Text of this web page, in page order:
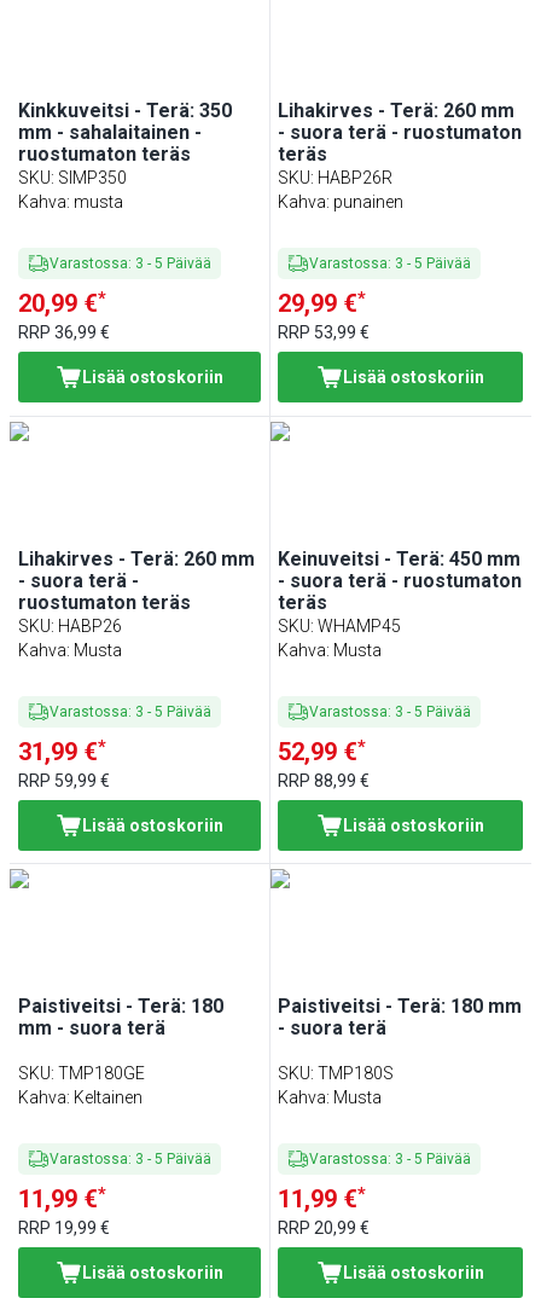
Kinkkuveitsi - Terä: 350
mm - sahalaitainen -
ruostumaton teräs
SKU: SIMP350
Kahva: musta
Varastossa: 3 - 5 Päivää
20,99 €*
RRP 36,99 €
Lisää ostoskoriin
Lihakirves - Terä: 260 mm
- suora terä - ruostumaton
teräs
SKU: HABP26R
Kahva: punainen
Varastossa: 3 -5 Päivää
29,99 €*
RRP 53,99 €
Lisää ostoskoriin
Lihakirves - Terä: 260 mm
- suora terä -
ruostumaton teräs
SKU: HABP26
Kahva: Musta
Varastossa: 3 - 5 Päivää
31,99 €*
RRP 59,99 €
Lisää ostoskoriin
Keinuveitsi - Terä: 450 mm
- suora terä - ruostumaton
teräs
SKU:WHAMP45
Kahva: Musta
Varastossa: 3 -5 Päivää
52,99 €*
RRP88,99 €
Lisää ostoskoriin
Paistiveitsi - Terä: 180
mm - suora terä
SKU: TMP180GE
Kahva: Keltainen
Varastossa: 3 - 5 Päivää
11,99 €*
RRP 19,99 €
Lisää ostoskoriin
Paistiveitsi - Terä: 180 mm
- suora terä
SKU:TMP180S
Kahva: Musta
Varastossa: 3 -5 Päivää
11,99 €*
RRP20,99 €
Lisää ostoskoriin